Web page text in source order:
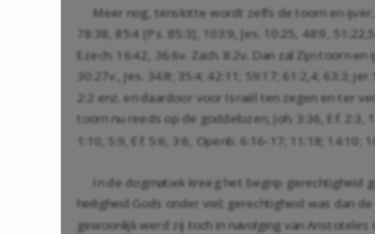
Meer nog, tenslotte wordt zelfs de toorn en ijver,
78:38 , 85:4 [Ps. 85:3], 103:9 ,Jes. 10:25 48:9 51:22
Ezech. 16:42
36:6v. Zach. 8:2v. Dan zal Zijn toorn en
30:27v.,Jes. 34:8 35:4 42:11 59:17 61:2 4 63:3 ;
2:2 enz. en daardoor voor Israël ten zegen en ter
toorn nu reeds op de goddelozen, Joh. 3:36 ,Ef. 2:3
1:10 5:9 ,Ef. 5:6 3:6 Openb. 6:16-17 11:18 14:10
In de dogmatiek kreeg het begrip gerechtigheid
heiligheid Gods onder viel; gerechtigheid was dan
gewoonlijk werd zij toch in navolging van